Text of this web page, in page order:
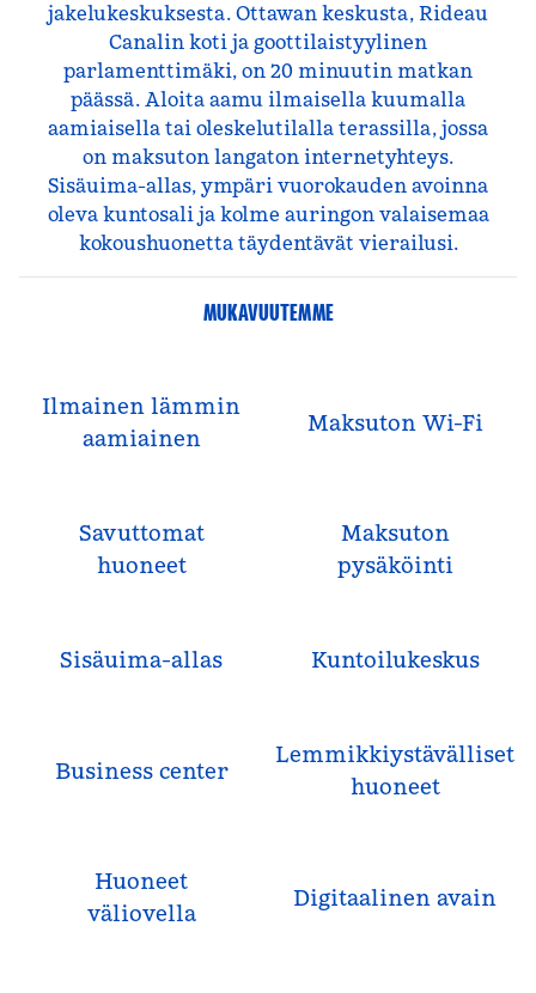
jakelukeskuksesta. Ottawan keskusta, Rideau
Canalin koti ja goottilaistyylinen
parlamenttimäki, on 20 minuutin matkan
päässä. Aloita aamu ilmaisella kuumalla
aamiaisella tai oleskelutilalla terassilla, jossa
on maksuton langaton internetyhteys.
Sisäuima-allas, ympäri vuorokauden avoinna
oleva kuntosali ja kolme auringon valaisemaa
kokoushuonetta täydentävät vierailusi.
MUKAVUUTEMME
Ilmainen lämmin
aamiainen
Maksuton Wi-Fi
Savuttomat
huoneet
Maksuton
pysäköinti
Sisäuima-allas Kuntoilukeskus
Business center
Lemmikkiystävälliset
huoneet
Huoneet
väliovella
Digitaalinen avain